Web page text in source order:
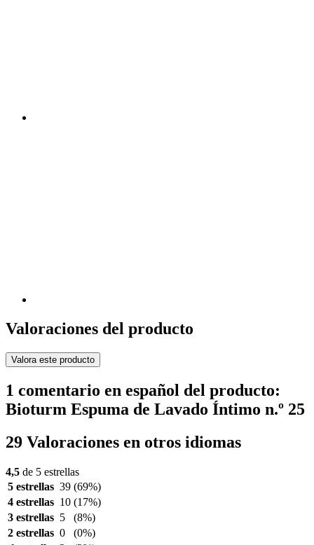
Valoraciones del producto
Valora este producto
1 comentario en español del producto:
Bioturm Espuma de Lavado Íntimo n.º 25
29 Valoraciones en otros idiomas
4,5 de 5 estrellas
5 estrellas 39 (69%)
4 estrellas 10 (17%)
3 estrellas 5
(8%)
2 estrellas 0
(0%)